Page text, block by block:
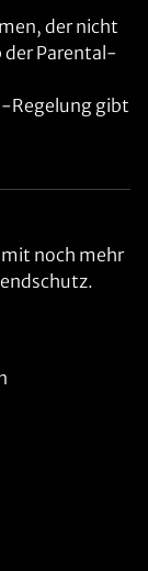
der nicht
der Parental-
Regelung gibt
mit noch mehr